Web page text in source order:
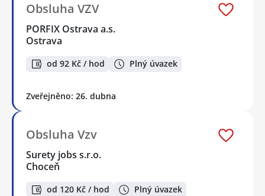
Obsluha VZV
PORFIX Ostrava a.s.
Ostrava
od 92 Kč / hod Plný úvazek
Zveřejněno: 26. dubna
Obsluha Vzv
Surety jobs s.r.o.
Choceň
od 120 Kč / hod Plný úvazek